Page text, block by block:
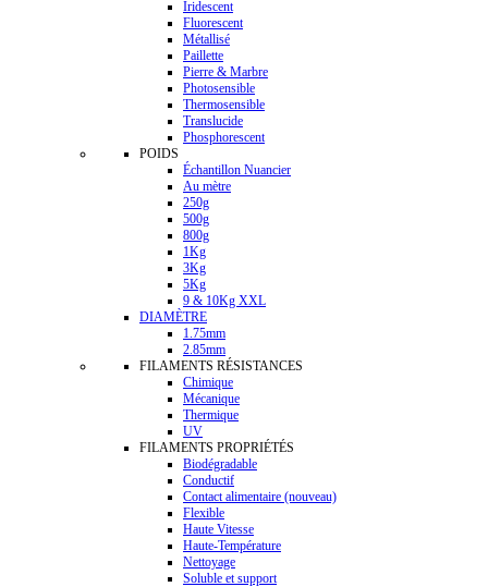
Iridescent
Fluorescent
Métallisé
Paillette
Pierre & Marbre
Photosensible
Thermosensible
Translucide
Phosphorescent
POIDS
Échantillon Nuancier
Au mètre
250g
500g
800g
1Kg
3Kg
5Kg
9 & 10Kg XXL
DIAMÈTRE
1.75mm
2.85mm
FILAMENTS RÉSISTANCES
Chimique
Mécanique
Thermique
UV
FILAMENTS PROPRIÉTÉS
Biodégradable
Conductif
Contact alimentaire (nouveau)
Flexible
Haute Vitesse
Haute-Température
Nettoyage
Soluble et support